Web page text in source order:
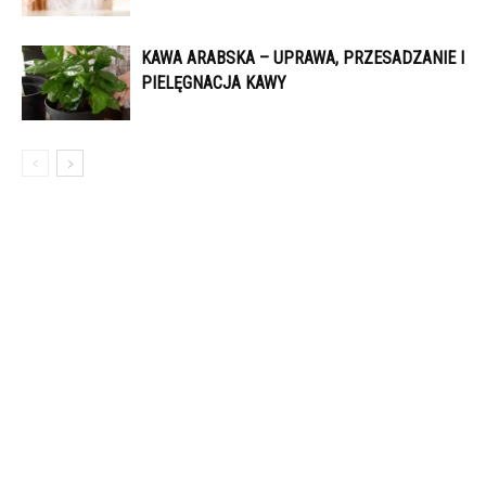
KAWA ARABSKA – UPRAWA, PRZESADZANIE I
PIELĘGNACJA KAWY